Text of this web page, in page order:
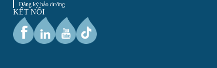
Đăng ký bảo dưỡng
KẾT NỐI